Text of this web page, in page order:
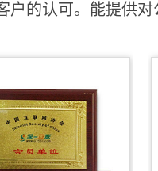
户的认可。能提供